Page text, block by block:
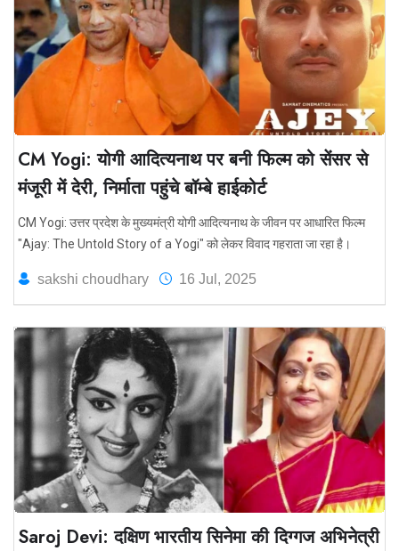
CM Yogi: योगी आदित्यनाथ पर बनी फिल्म को सेंसर से
मंजूरी में देरी, निर्माता पहुंचे बॉम्बे हाईकोर्ट
CM Yogi: उत्तर प्रदेश के मुख्यमंत्री योगी आदित्यनाथ के जीवन पर आधारित फिल्म
"Ajay: The Untold Story of a Yogi" को लेकर विवाद गहराता जा रहा है।
sakshi choudhary 16 Jul, 2025
Saroj Devi: दक्षिण भारतीय सिनेमा की दिग्गज अभिनेत्री